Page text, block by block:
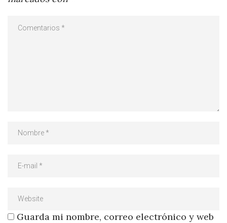
Guarda mi nombre, correo electrónico y web